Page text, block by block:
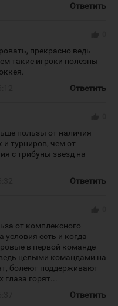
Ответить
прекрасно ведь
такие игроки полезны
Ответить
пользы от наличия
турниров, чем от
с трибуны звезд на
Ответить
от комплексного
условия есть и когда
в первой команде
целыми командами на
болеют поддерживают
глаза горят...
Ответить